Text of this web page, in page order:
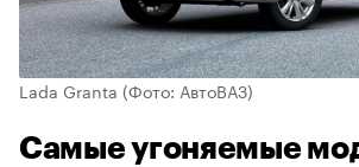
Lada Granta (Фото: АвтоВАЗ)
Самые угоняемые